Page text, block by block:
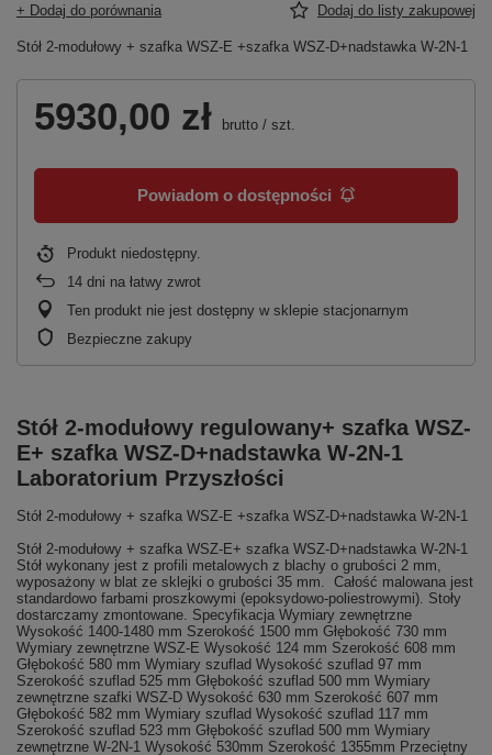
+ Dodaj do porównania Dodaj do listy zakupowej
Stół 2-modułowy + szafka WSZ-E +szafka WSZ-D+nadstawka W-2N-1
5930,00 zł brutto / szt.
Powiadom o dostępności
Produkt niedostępny
14 dni na łatwy zwrot
Ten produkt nie jest dostępny w sklepie stacjonarnym
Bezpieczne zakupy
Stół 2-modułowy regulowany+ szafka WSZ-
E+ szafka WSZ-D+nadstawka W-2N-1
Laboratorium Przyszłości
Stół 2-modułowy + szafka WSZ-E +szafka WSZ-D+nadstawka W-2N-1
Stół 2-modułowy + szafka WSZ-E+ szafka WSZ-D+nadstawka W-2N-1
Stół wykonany jest z profili metalowych z blachy o grubości 2 mm,
wyposażony w blat ze sklejki o grubości 35 mm. Całość malowana jest
standardowo farbami proszkowymi (epoksydowo-poliestrowymi). Stoły
dostarczamy zmontowane. Specyfikacja Wymiary zewnętrzne
Wysokość 1400-1480 mm Szerokość 1500 mm Głębokość 730 mm
Wymiary zewnętrzne WSZ-E Wysokość 124 mm Szerokość 608 mm
Głębokość 580 mm Wymiary szuflad Wysokość szuflad 97 mm
Szerokość szuflad 525 mm Głębokość szuflad 500 mm Wymiary
zewnętrzne szafki WSZ-D Wysokość 630 mm Szerokość 607 mm
Głębokość 582 mm Wymiary szuflad Wysokość szuflad 117 mm
Szerokość szuflad 523 mm Głębokość szuflad 500 mm Wymiary
zewnętrzne W-2N-1 Wysokość 530mm Szerokość 1355mm Przeciętny